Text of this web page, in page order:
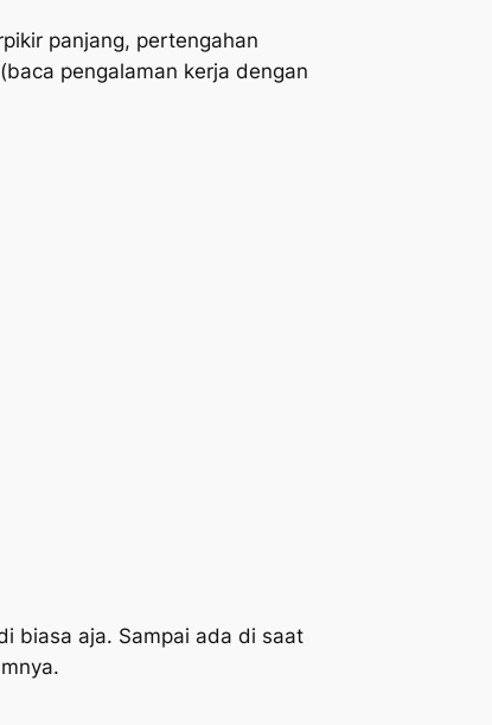
panjang, pertengahan
pengalaman kerja dengan
biasa aja. Sampai ada di saat